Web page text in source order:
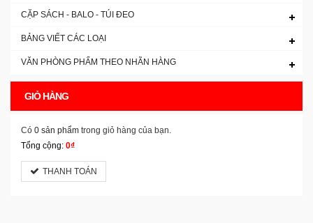
CẶP SÁCH - BALO - TÚI ĐEO
BẢNG VIẾT CÁC LOẠI
VĂN PHÒNG PHẨM THEO NHÃN HÀNG
GIỎ HÀNG
Có 0 sản phẩm trong giỏ hàng của bạn.
Tổng cộng: 0₫
THANH TOÁN